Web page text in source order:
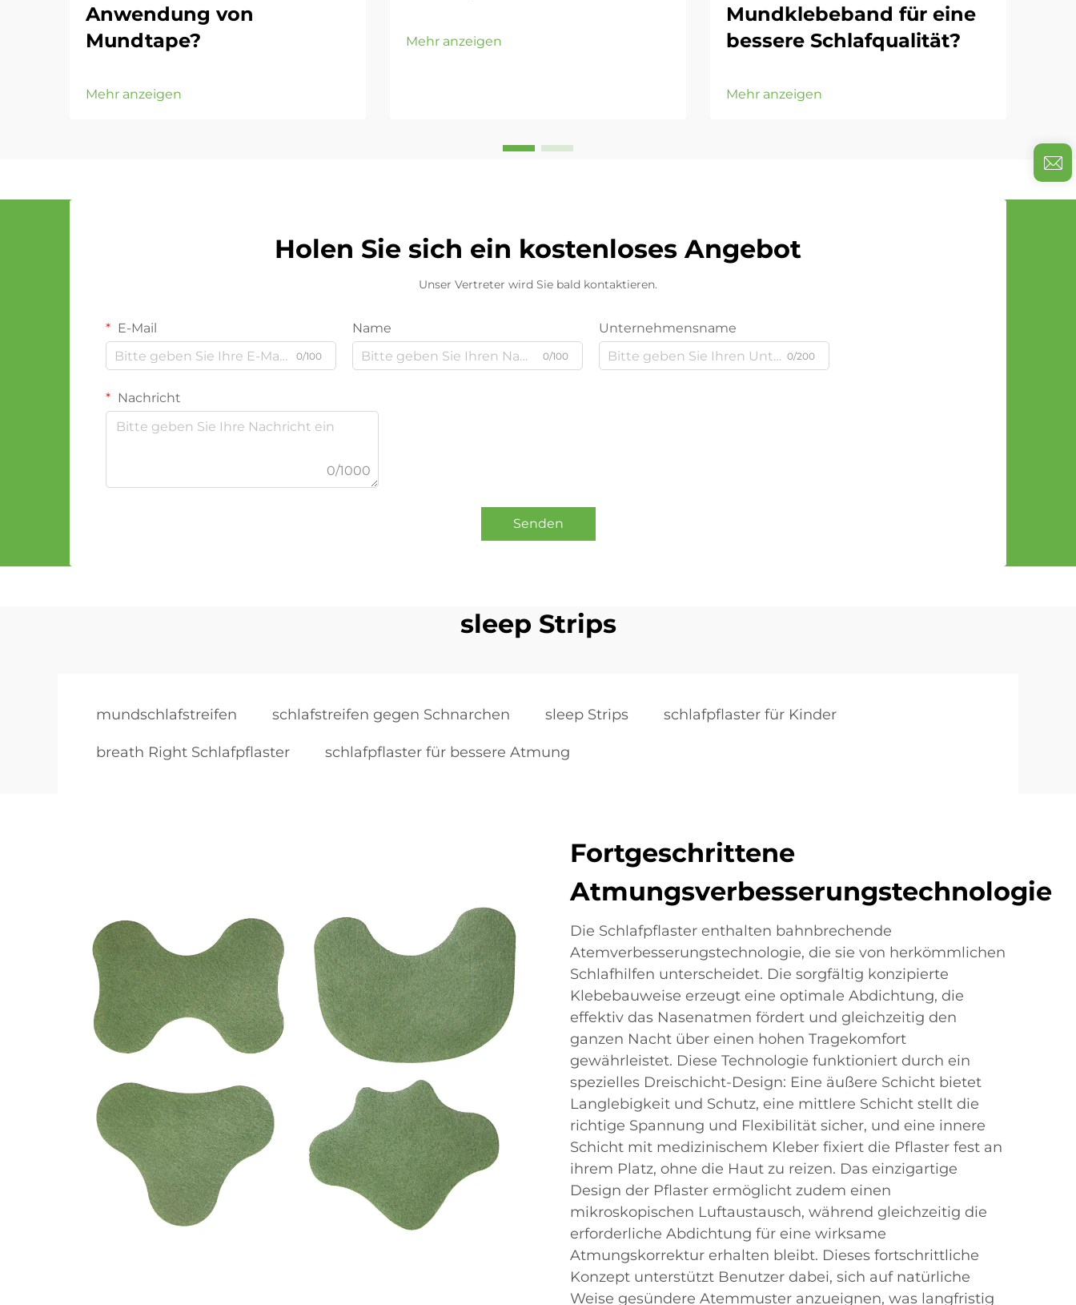
Anwendung von
Mundtape?
Mehr anzeigen
Mehr anzeigen
Mundklebeband für eine
bessere Schlafqualität?
Mehr anzeigen
Holen Sie sich ein kostenloses Angebot
Unser Vertreter wird Sie bald kontaktieren.
E-Mail
0/100
Name
0/100
Unternehmensname
0/200
Nachricht
0/1000
Senden
sleep Strips
mundschlafstreifen schlafstreifen gegen Schnarchen sleep Strips schlafpflaster für Kinder
breath Right Schlafpflaster schlafpflaster für bessere Atmung
Fortgeschrittene
Atmungsverbesserungstechnologie
Die Schlafpflaster enthalten bahnbrechende
Atemverbesserungstechnologie, die sie von herkömmlichen
Schlafhilfen unterscheidet. Die sorgfältig konzipierte
Klebebauweise erzeugt eine optimale Abdichtung, die
effektiv das Nasenatmen fördert und gleichzeitig den
ganzen Nacht über einen hohen Tragekomfort
gewährleistet. Diese Technologie funktioniert durch ein
spezielles Dreischicht-Design: Eine äußere Schicht bietet
Langlebigkeit und Schutz, eine mittlere Schicht stellt die
richtige Spannung und Flexibilität sicher, und eine innere
Schicht mit medizinischem Kleber fixiert die Pflaster fest an
ihrem Platz, ohne die Haut zu reizen. Das einzigartige
Design der Pflaster ermöglicht zudem einen
mikroskopischen Luftaustausch, während gleichzeitig die
erforderliche Abdichtung für eine wirksame
Atmungskorrektur erhalten bleibt. Dieses fortschrittliche
Konzept unterstützt Benutzer dabei, sich auf natürliche
Weise gesündere Atemmuster anzueignen, was langfristig